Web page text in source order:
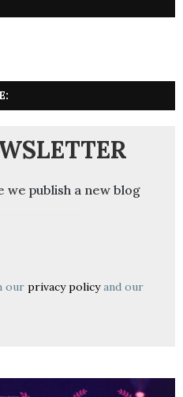
publish a new blog
our privacy policyand our